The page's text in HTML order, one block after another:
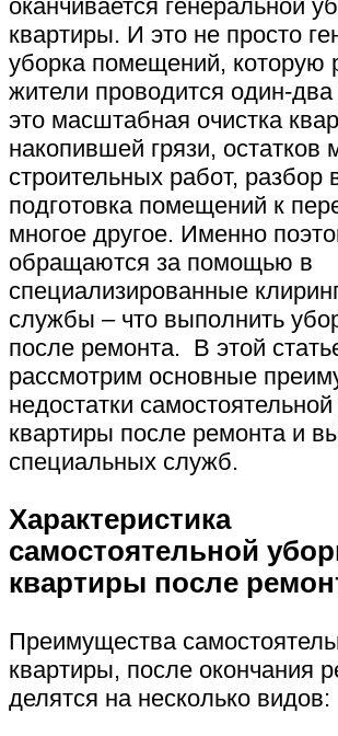
оканчивается генеральной
квартиры. И это не просто
уборка помещений, которую
жители проводится один-два
это масштабная очистка
накопившей грязи, остатков
строительных работ, разбор
подготовка помещений к
многое другое. Именно
обращаются за помощью в
специализированные
службы – что выполнить
после ремонта. В этой
рассмотрим основные
недостатки
квартиры после ремонта и
специальных служб.
Характеристика
самостоятельной
квартиры после
Преимущества
квартиры, после окончания
делятся на несколько видов: